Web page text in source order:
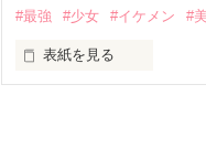
#最強 #少女 #イケメン #
表紙を見る